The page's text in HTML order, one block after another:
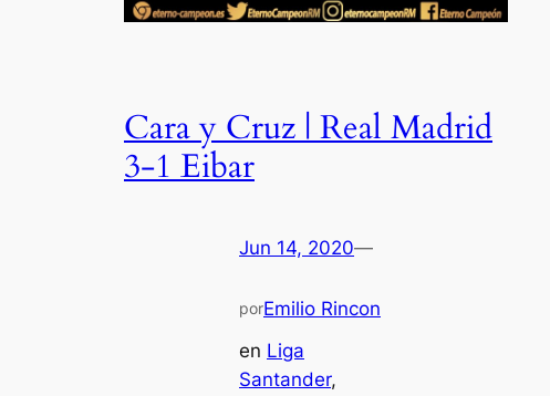
Cara y Cruz | Real Madrid
3-1 Eibar
Jun 14, 2020—
porEmilio Rincon
en Liga
Santander